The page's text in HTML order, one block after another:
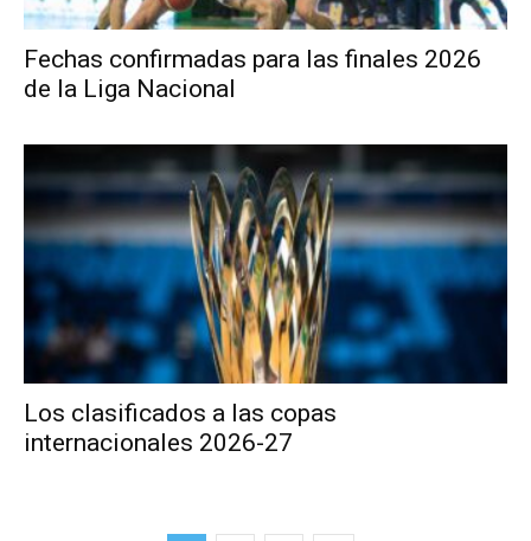
Fechas confirmadas para las finales 2026
de la Liga Nacional
Los clasificados a las copas
internacionales 2026-27